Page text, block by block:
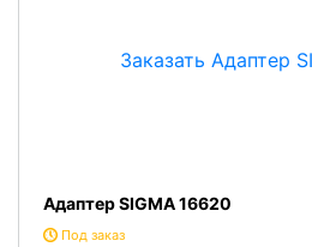
Адаптер SIGMA 16620
Под заказ